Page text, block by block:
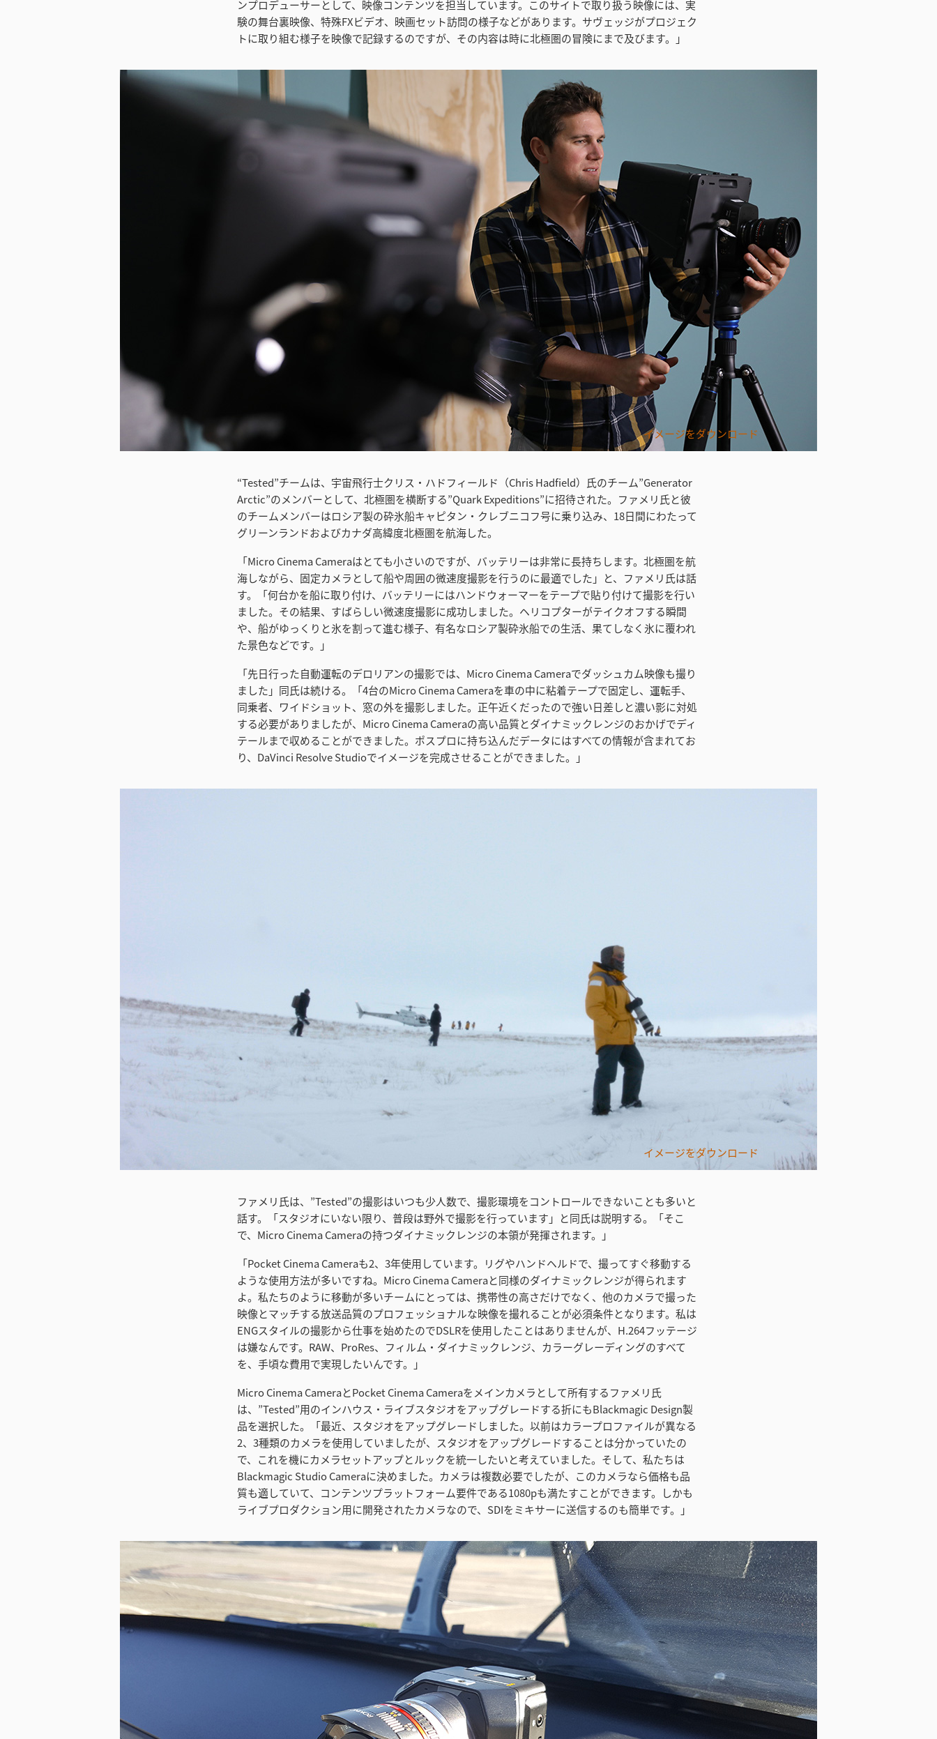
ンプロデューサーとして、映像コンテンツを担当しています。このサイトで取り扱う映像には、実
験の舞台裏映像、特殊FXビデオ、映画セット訪問の様子などがあります。サヴェッジがプロジェク
トに取り組む様子を映像で記録するのですが、その内容は時に北極圏の冒険にまで及びます。」
イメージをダウンロード
“Tested”チームは、宇宙飛行士クリス・ハドフィールド（Chris Hadfield）氏のチーム”Generator
Arctic”のメンバーとして、北極圏を横断する”Quark Expeditions”に招待された。ファメリ氏と彼
のチームメンバーはロシア製の砕氷船キャピタン・クレブニコフ号に乗り込み、18日間にわたって
グリーンランドおよびカナダ高緯度北極圏を航海した。
「Micro Cinema Cameraはとても小さいのですが、バッテリーは非常に長持ちします。北極圏を航
海しながら、固定カメラとして船や周囲の微速度撮影を行うのに最適でした」と、ファメリ氏は話
す。「何台かを船に取り付け、バッテリーにはハンドウォーマーをテープで貼り付けて撮影を行い
ました。その結果、すばらしい微速度撮影に成功しました。ヘリコプターがテイクオフする瞬間
や、船がゆっくりと氷を割って進む様子、有名なロシア製砕氷船での生活、果てしなく氷に覆われ
た景色などです。」
「先日行った自動運転のデロリアンの撮影では、Micro Cinema Cameraでダッシュカム映像も撮り
ました」同氏は続ける。「4台のMicro Cinema Cameraを車の中に粘着テープで固定し、運転手、
同乗者、ワイドショット、窓の外を撮影しました。正午近くだったので強い日差しと濃い影に対処
する必要がありましたが、Micro Cinema Cameraの高い品質とダイナミックレンジのおかげでディ
テールまで収めることができました。ポスプロに持ち込んだデータにはすべての情報が含まれてお
り、DaVinci Resolve Studioでイメージを完成させることができました。」
イメージをダウンロード
ファメリ氏は、”Tested”の撮影はいつも少人数で、撮影環境をコントロールできないことも多いと
話す。「スタジオにいない限り、普段は野外で撮影を行っています」と同氏は説明する。「そこ
で、Micro Cinema Cameraの持つダイナミックレンジの本領が発揮されます。」
「Pocket Cinema Cameraも2、3年使用しています。リグやハンドヘルドで、撮ってすぐ移動する
ような使用方法が多いですね。Micro Cinema Cameraと同様のダイナミックレンジが得られます
よ。私たちのように移動が多いチームにとっては、携帯性の高さだけでなく、他のカメラで撮った
映像とマッチする放送品質のプロフェッショナルな映像を撮れることが必須条件となります。私は
ENGスタイルの撮影から仕事を始めたのでDSLRを使用したことはありませんが、H.264フッテージ
は嫌なんです。RAW、ProRes、フィルム・ダイナミックレンジ、カラーグレーディングのすべて
を、手頃な費用で実現したいんです。」
Micro Cinema CameraとPocket Cinema Cameraをメインカメラとして所有するファメリ氏
は、”Tested”用のインハウス・ライブスタジオをアップグレードする折にもBlackmagic Design製
品を選択した。「最近、スタジオをアップグレードしました。以前はカラープロファイルが異なる
2、3種類のカメラを使用していましたが、スタジオをアップグレードすることは分かっていたの
で、これを機にカメラセットアップとルックを統一したいと考えていました。そして、私たちは
Blackmagic Studio Cameraに決めました。カメラは複数必要でしたが、このカメラなら価格も品
質も適していて、コンテンツプラットフォーム要件である1080pも満たすことができます。しかも
ライブプロダクション用に開発されたカメラなので、SDIをミキサーに送信するのも簡単です。」